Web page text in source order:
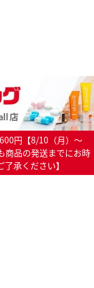
円【8/10（月）～
商品の発送までにお時
承ください】